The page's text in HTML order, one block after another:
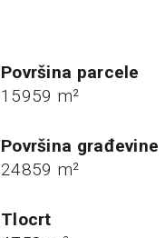
Površina parcele
15959 m²
Površina građevine
24859 m²
Tlocrt